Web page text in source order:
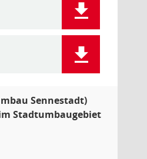
Sennestadt)
Stadtumbaugebiet